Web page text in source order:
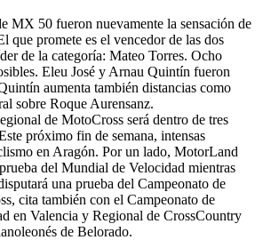
MX 50 fueron nuevamente la sensación de
que promete es el vencedor de las dos
de la categoría: Mateo Torres. Ocho
Eleu José y Arnau Quintín fueron
aumenta también distancias como
sobre Roque Aurensanz.
de MotoCross será dentro de tres
próximo fin de semana, intensas
en Aragón. Por un lado, MotorLand
del Mundial de Velocidad mientras
una prueba del Campeonato de
cita también con el Campeonato de
en Valencia y Regional de CrossCountry
de Belorado.